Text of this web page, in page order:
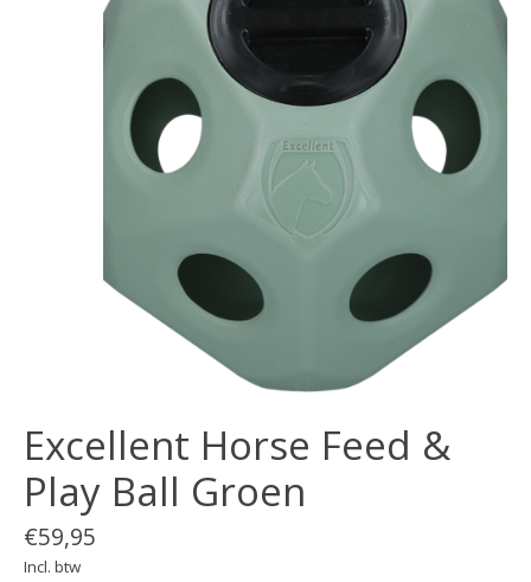
Excellent Horse Feed &
Play Ball Groen
€59,95
Incl. btw